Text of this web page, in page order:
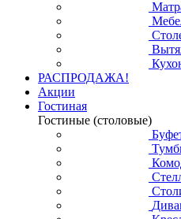
РАСПРОДАЖА!
Акции
Гостиная
Гостиные (столовые)